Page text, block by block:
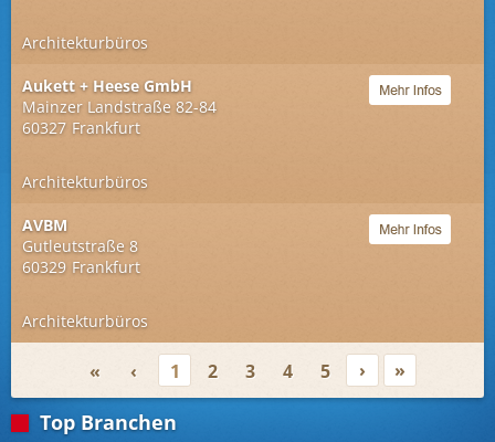
Architekturbüros
Aukett + Heese GmbH
Mainzer Landstraße 82-84
60327 Frankfurt
Architekturbüros
AVBM
Gutleutstraße 8
60329 Frankfurt
Architekturbüros
« ‹ 1 2 3 4 5 › »
Top Branchen